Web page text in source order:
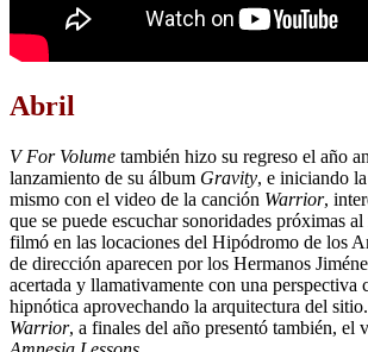
Abril
V For Volume también hizo su regreso el año
lanzamiento de su álbum Gravity, e iniciando
mismo con el video de la canción Warrior,
que se puede escuchar sonoridades próximas
filmó en las locaciones del Hipódromo de los
de dirección aparecen por los Hermanos
acertada y llamativamente con una perspectiva
hipnótica aprovechando la arquitectura del
Warrior, a finales del año presentó también, el